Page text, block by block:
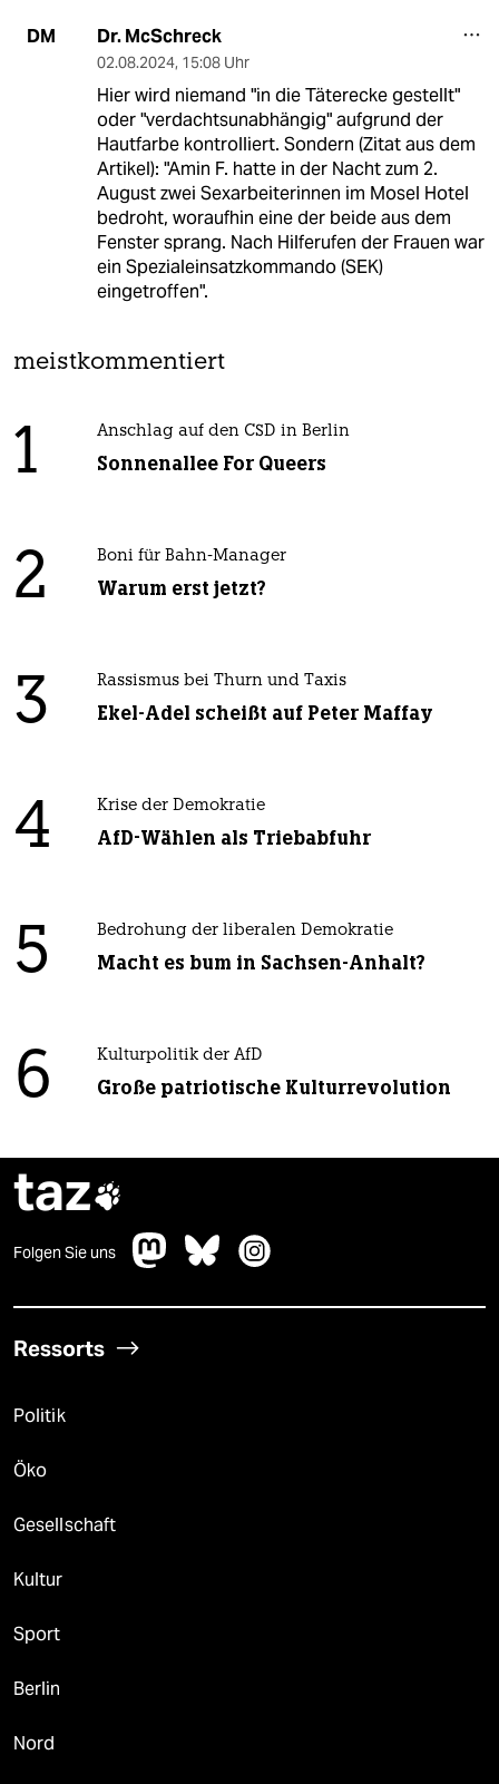
DM Dr. McSchreck
02.08.2024, 15:08 Uhr
Hier wird niemand "in die Täterecke gestellt"
oder "verdachtsunabhängig" aufgrund der
Hautfarbe kontrolliert. Sondern (Zitat aus dem
Artikel): "Amin F. hatte in der Nacht zum 2.
August zwei Sexarbeiterinnen im Mosel Hotel
bedroht, woraufhin eine der beide aus dem
Fenster sprang. Nach Hilferufen der Frauen war
ein Spezialeinsatzkommando (SEK)
eingetroffen".
meistkommentiert
1 Anschlag auf den CSD in Berlin
Sonnenallee For Queers
2 Boni für Bahn-Manager
Warum erst jetzt?
3 Rassismus bei Thurn und Taxis
Ekel-Adel scheißt auf Peter Maffay
4 Krise der Demokratie
AfD-Wählen als Triebabfuhr
5 Bedrohung der liberalen Demokratie
Macht es bum in Sachsen-Anhalt?
6 Kulturpolitik der AfD
Große patriotische Kulturrevolution
taz
Folgen Sie uns
Ressorts
Politik
Öko
Gesellschaft
Kultur
Sport
Berlin
Nord